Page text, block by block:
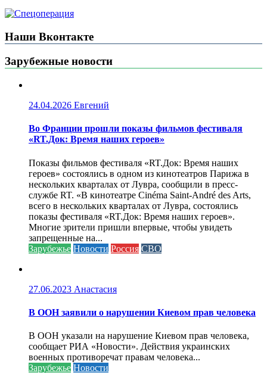
Наши Вконтакте
Зарубежные новости
24.04.2026 Евгений
Во Франции прошли показы фильмов фестиваля
«RT.Док: Время наших героев»
Показы фильмов фестиваля «RT.Док: Время наших
героев» состоялись в одном из кинотеатров Парижа в
нескольких кварталах от Лувра, сообщили в пресс-
службе RT. «В кинотеатре Cinéma Saint-André des Arts,
всего в нескольких кварталах от Лувра, состоялись
показы фестиваля «RT.Док: Время наших героев».
Многие зрители пришли впервые, чтобы увидеть
запрещенные на...
Зарубежье Новости Россия СВО
27.06.2023 Анастасия
В ООН заявили о нарушении Киевом прав человека
В ООН указали на нарушение Киевом прав человека,
сообщает РИА «Новости». Действия украинских
военных противоречат правам человека...
Зарубежье Новости